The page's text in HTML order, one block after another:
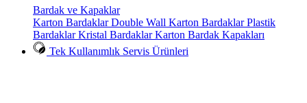
Bardak ve Kapaklar
Karton BardaklarDouble Wall Karton BardaklarPlastik
BardaklarKristal BardaklarKarton Bardak Kapakları
Tek Kullanımlık Servis Ürünleri